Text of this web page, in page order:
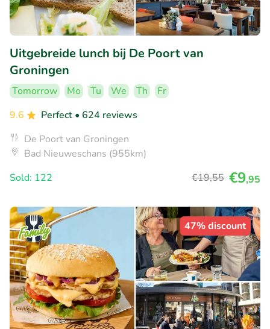
Uitgebreide lunch bij De Poort van
Groningen
Tomorrow Mo Tu We Th
Fr
9.6
Perfect • 624 reviews
De Poort van Groningen
Bad Nieuweschans (955km)
Sold: 122
€19,55 €9,95
47% discount